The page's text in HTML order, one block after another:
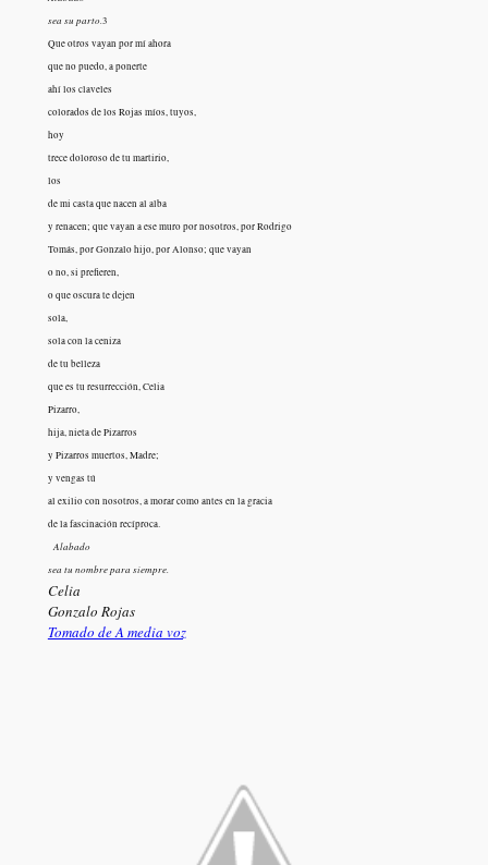
sea su parto.3
Que otros vayan por mí ahora
que no puedo, a ponerte
ahí los claveles
colorados de los Rojas míos, tuyos,
hoy
trece doloroso de tu martirio,
los
de mi casta que nacen al alba
y renacen; que vayan a ese muro por nosotros, por Rodrigo
Tomás, por Gonzalo hijo, por Alonso; que vayan
o no, si prefieren,
o que oscura te dejen
sola,
sola con la ceniza
de tu belleza
que es tu resurrección, Celia
Pizarro,
hija, nieta de Pizarros
y Pizarros muertos, Madre;
y vengas tú
al exilio con nosotros, a morar como antes en la gracia
de la fascinación recíproca.
Alabado
sea tu nombre para siempre.
Celia
Gonzalo Rojas
Tomado de A media voz